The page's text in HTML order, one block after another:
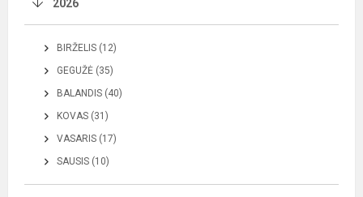
2026
BIRŽELIS (12)
GEGUŽĖ (35)
BALANDIS (40)
KOVAS (31)
VASARIS (17)
SAUSIS (10)